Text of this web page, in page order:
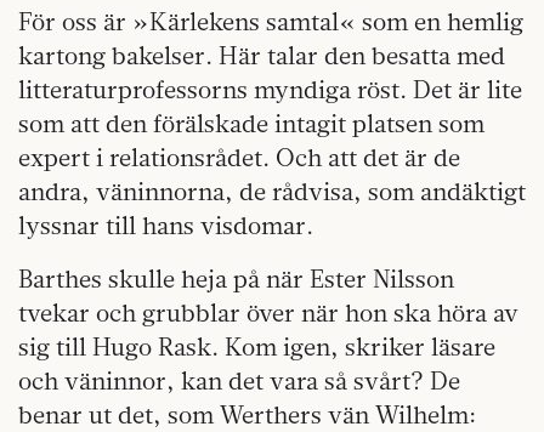
För oss är »Kärlekens samtal« som en hemlig
kartong bakelser. Här talar den besatta med
litteraturprofessorns myndiga röst. Det är lite
som att den förälskade intagit platsen som
expert i relationsrådet. Och att det är de
andra, väninnorna, de rådvisa, som andäktigt
lyssnar till hans visdomar.
Barthes skulle heja på när Ester Nilsson
tvekar och grubblar över när hon ska höra av
sig till Hugo Rask. Kom igen, skriker läsare
och väninnor, kan det vara så svårt? De
benar ut det, som Werthers vän Wilhelm: